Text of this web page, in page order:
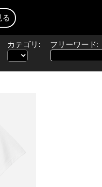
る
カテゴリ:
フリーワード: